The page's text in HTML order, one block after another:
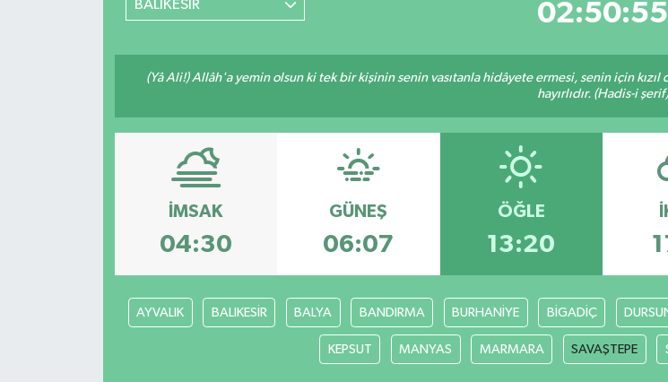
BALIKESİR 02:50:55
(Yâ Ali!) Allâh'a yemin olsun ki tek bir kişinin senin vasıtanla hidâyete ermesi, senin için
hayırlıdır. (Hadis-i şerif)
İMSAK
04:30
GÜNEŞ
06:07
ÖĞLE
13:20
AYVALIK BALIKESİR BALYA BANDIRMA BURHANİYE BİGADİÇ
KEPSUT MANYAS MARMARA SAVAŞTEPE